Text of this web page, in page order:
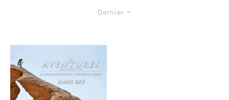
Dernier